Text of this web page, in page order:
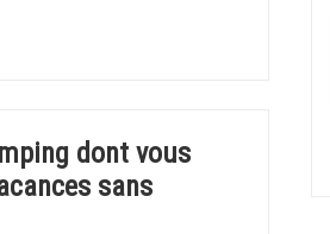
dont vous
sans